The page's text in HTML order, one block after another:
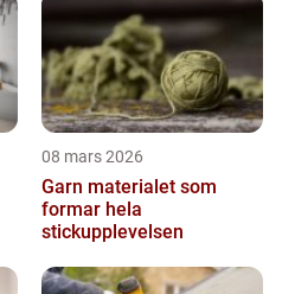
08 mars 2026
Garn materialet som
formar hela
stickupplevelsen